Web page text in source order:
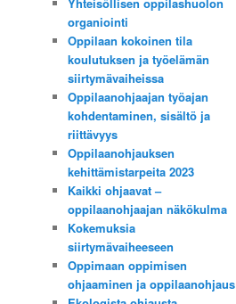
organiointi
Oppilaan kokoinen tila
koulutuksen ja työelämän
siirtymävaiheissa
Oppilaanohjaajan työajan
kohdentaminen, sisältö ja
riittävyys
Oppilaanohjauksen
kehittämistarpeita 2023
Kaikki ohjaavat –
oppilaanohjaajan näkökulma
Kokemuksia
siirtymävaiheeseen
Oppimaan oppimisen
ohjaaminen ja oppilaanohjaus